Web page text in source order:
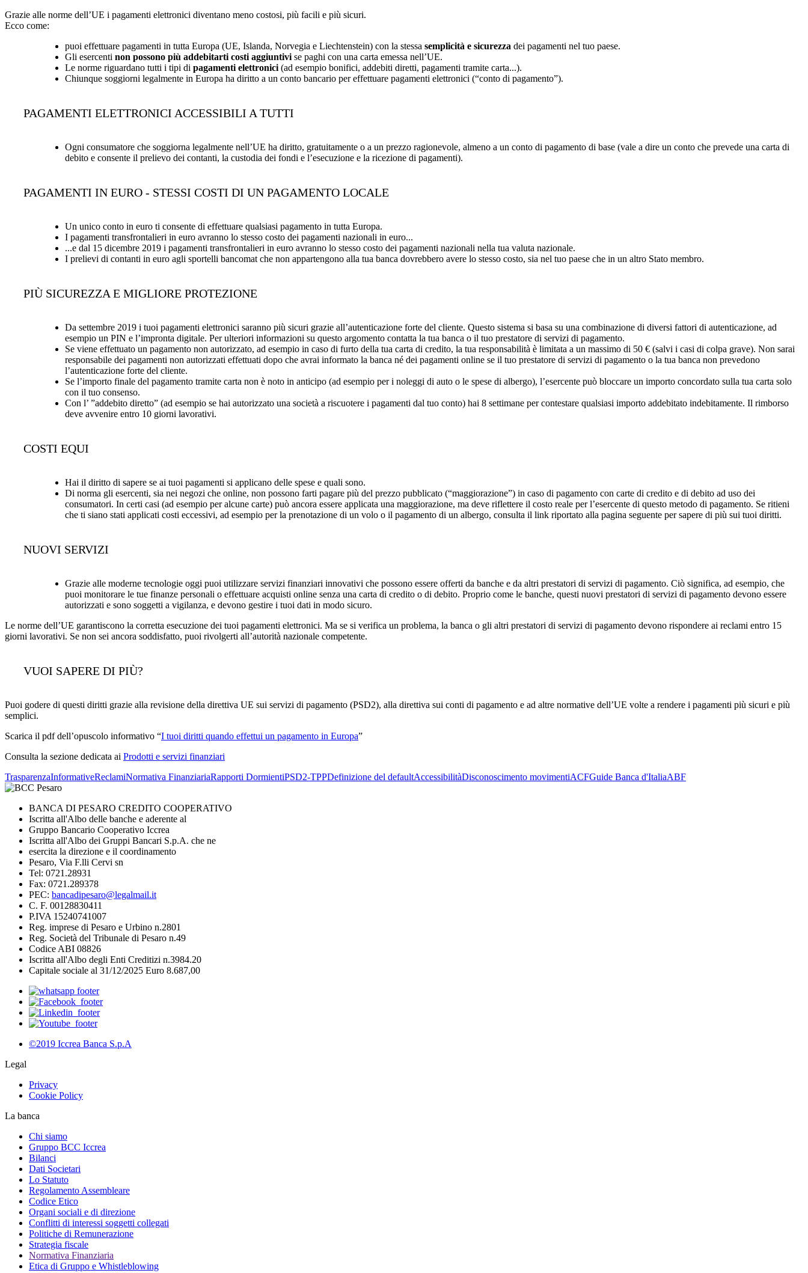
Grazie alle norme dell’UE i pagamenti elettronici diventano meno costosi, più facili e più sicuri.
Ecco come:
puoi effettuare pagamenti in tutta Europa (UE, Islanda, Norvegia e Liechtenstein) con la stessa semplicità e sicurezza dei pagamenti nel tuo paese.
Gli esercenti non possono più addebitarti costi aggiuntivi se paghi con una carta emessa nell’UE.
Le norme riguardano tutti i tipi di pagamenti elettronici (ad esempio bonifici, addebiti diretti, pagamenti tramite carta...).
Chiunque soggiorni legalmente in Europa ha diritto a un conto bancario per effettuare pagamenti elettronici (“conto di pagamento”).
PAGAMENTI ELETTRONICI ACCESSIBILI A TUTTI
Ogni consumatore che soggiorna legalmente nell’UE ha diritto, gratuitamente o a un prezzo ragionevole, almeno a un conto di pagamento di base (vale a dire un conto che prevede una carta di
debito e consente il prelievo dei contanti, la custodia dei fondi e l’esecuzione e la ricezione di pagamenti).
PAGAMENTI IN EURO - STESSI COSTI DI UN PAGAMENTO LOCALE
Un unico conto in euro ti consente di effettuare qualsiasi pagamento in tutta Europa.
I pagamenti transfrontalieri in euro avranno lo stesso costo dei pagamenti nazionali in euro...
...e dal 15 dicembre 2019 i pagamenti transfrontalieri in euro avranno lo stesso costo dei pagamenti nazionali nella tua valuta nazionale.
I prelievi di contanti in euro agli sportelli bancomat che non appartengono alla tua banca dovrebbero avere lo stesso costo, sia nel tuo paese che in un altro Stato membro.
PIÙ SICUREZZA E MIGLIORE PROTEZIONE
Da settembre 2019 i tuoi pagamenti elettronici saranno più sicuri grazie all’autenticazione forte del cliente. Questo sistema si basa su una combinazione di diversi fattori di autenticazione, ad
esempio un PIN e l’impronta digitale. Per ulteriori informazioni su questo argomento contatta la tua banca o il tuo prestatore di servizi di pagamento.
Se viene effettuato un pagamento non autorizzato, ad esempio in caso di furto della tua carta di credito, la tua responsabilità è limitata a un massimo di 50 € (salvi i casi di colpa grave). Non sarai
responsabile dei pagamenti non autorizzati effettuati dopo che avrai informato la banca né dei pagamenti online se il tuo prestatore di servizi di pagamento o la tua banca non prevedono
l’autenticazione forte del cliente.
Se l’importo finale del pagamento tramite carta non è noto in anticipo (ad esempio per i noleggi di auto o le spese di albergo), l’esercente può bloccare un importo concordato sulla tua carta solo
con il tuo consenso.
Con l’ ”addebito diretto” (ad esempio se hai autorizzato una società a riscuotere i pagamenti dal tuo conto) hai 8 settimane per contestare qualsiasi importo addebitato indebitamente. Il rimborso
deve avvenire entro 10 giorni lavorativi.
COSTI EQUI
Hai il diritto di sapere se ai tuoi pagamenti si applicano delle spese e quali sono.
Di norma gli esercenti, sia nei negozi che online, non possono farti pagare più del prezzo pubblicato (“maggiorazione”) in caso di pagamento con carte di credito e di debito ad uso dei
consumatori. In certi casi (ad esempio per alcune carte) può ancora essere applicata una maggiorazione, ma deve riflettere il costo reale per l’esercente di questo metodo di pagamento. Se ritieni
che ti siano stati applicati costi eccessivi, ad esempio per la prenotazione di un volo o il pagamento di un albergo, consulta il link riportato alla pagina seguente per sapere di più sui tuoi diritti.
NUOVI SERVIZI
Grazie alle moderne tecnologie oggi puoi utilizzare servizi finanziari innovativi che possono essere offerti da banche e da altri prestatori di servizi di pagamento. Ciò significa, ad esempio, che
puoi monitorare le tue finanze personali o effettuare acquisti online senza una carta di credito o di debito. Proprio come le banche, questi nuovi prestatori di servizi di pagamento devono essere
autorizzati e sono soggetti a vigilanza, e devono gestire i tuoi dati in modo sicuro.
Le norme dell’UE garantiscono la corretta esecuzione dei tuoi pagamenti elettronici. Ma se si verifica un problema, la banca o gli altri prestatori di servizi di pagamento devono rispondere ai reclami entro 15
giorni lavorativi. Se non sei ancora soddisfatto, puoi rivolgerti all’autorità nazionale competente.
VUOI SAPERE DI PIÙ?
Puoi godere di questi diritti grazie alla revisione della direttiva UE sui servizi di pagamento (PSD2), alla direttiva sui conti di pagamento e ad altre normative dell’UE volte a rendere i pagamenti più sicuri e più
semplici.
Scarica il pdf dell’opuscolo informativo “I tuoi diritti quando effettui un pagamento in Europa”
Consulta la sezione dedicata ai Prodotti e servizi finanziari
TrasparenzaInformativeReclamiNormativa FinanziariaRapporti DormientiPSD2-TPPDefinizione del defaultAccessibilitàDisconoscimento movimentiACFGuide Banca d'ItaliaABF
BANCA DI PESARO CREDITO COOPERATIVO
Iscritta all'Albo delle banche e aderente al
Gruppo Bancario Cooperativo Iccrea
Iscritta all'Albo dei Gruppi Bancari S.p.A. che ne
esercita la direzione e il coordinamento
Pesaro, Via F.lli Cervi sn
Tel: 0721.28931
Fax: 0721.289378
PEC: bancadipesaro@legalmail.it
C. F. 00128830411
P.IVA 15240741007
Reg. imprese di Pesaro e Urbino n.2801
Reg. Società del Tribunale di Pesaro n.49
Codice ABI 08826
Iscritta all'Albo degli Enti Creditizi n.3984.20
Capitale sociale al 31/12/2025 Euro 8.687,00
©2019 Iccrea Banca S.p.A
Legal
Privacy
Cookie Policy
La banca
Chi siamo
Gruppo BCC Iccrea
Bilanci
Dati Societari
Lo Statuto
Regolamento Assembleare
Codice Etico
Organi sociali e di direzione
Conflitti di interessi soggetti collegati
Politiche di Remunerazione
Strategia fiscale
Normativa Finanziaria
Etica di Gruppo e Whistleblowing